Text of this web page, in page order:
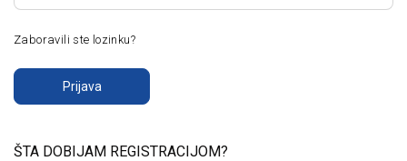
Zaboravili ste lozinku?
Prijava
ŠTA DOBIJAM REGISTRACIJOM?